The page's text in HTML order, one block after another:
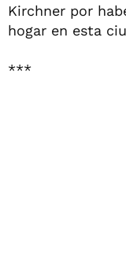
Kirchner por
hogar en esta
***